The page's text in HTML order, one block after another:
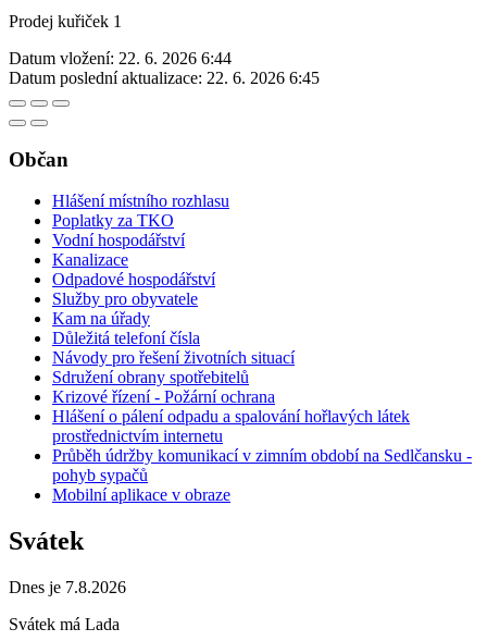
Prodej kuřiček 1
Datum vložení: 22. 6. 2026 6:44
Datum poslední aktualizace: 22. 6. 2026 6:45
Občan
Hlášení místního rozhlasu
Poplatky za TKO
Vodní hospodářství
Kanalizace
Odpadové hospodářství
Služby pro obyvatele
Kam na úřady
Důležitá telefoní čísla
Návody pro řešení životních situací
Sdružení obrany spotřebitelů
Krizové řízení - Požární ochrana
Hlášení o pálení odpadu a spalování hořlavých látek
prostřednictvím internetu
Průběh údržby komunikací v zimním období na Sedlčansku -
pohyb sypačů
Mobilní aplikace v obraze
Svátek
Dnes je 7.8.2026
Svátek má Lada